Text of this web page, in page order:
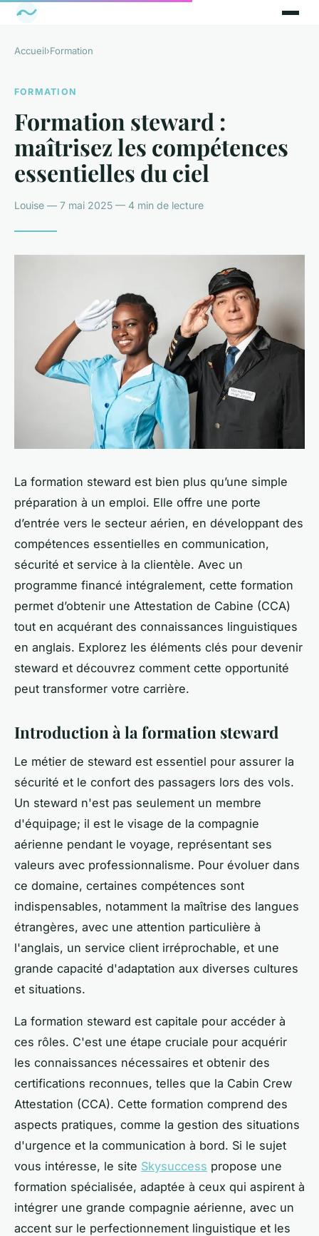
Accueil›Formation
FORMATION
Formation steward :
maîtrisez les compétences
essentielles du ciel
Louise — 7 mai 2025 — 4 min de lecture
La formation steward est bien plus qu’une simple
préparation à un emploi. Elle offre une porte
d’entrée vers le secteur aérien, en développant des
compétences essentielles en communication,
sécurité et service à la clientèle. Avec un
programme financé intégralement, cette formation
permet d’obtenir une Attestation de Cabine (CCA)
tout en acquérant des connaissances linguistiques
en anglais. Explorez les éléments clés pour devenir
steward et découvrez comment cette opportunité
peut transformer votre carrière.
Introduction à la formation steward
Le métier de steward est essentiel pour assurer la
sécurité et le confort des passagers lors des vols.
Un steward n'est pas seulement un membre
d'équipage; il est le visage de la compagnie
aérienne pendant le voyage, représentant ses
valeurs avec professionnalisme. Pour évoluer dans
ce domaine, certaines compétences sont
indispensables, notamment la maîtrise des langues
étrangères, avec une attention particulière à
l'anglais, un service client irréprochable, et une
grande capacité d'adaptation aux diverses cultures
et situations.
La formation steward est capitale pour accéder à
ces rôles. C'est une étape cruciale pour acquérir
les connaissances nécessaires et obtenir des
certifications reconnues, telles que la Cabin Crew
Attestation (CCA). Cette formation comprend des
aspects pratiques, comme la gestion des situations
d'urgence et la communication à bord. Si le sujet
vous intéresse, le site Skysuccess propose une
formation spécialisée, adaptée à ceux qui aspirent à
intégrer une grande compagnie aérienne, avec un
accent sur le perfectionnement linguistique et les